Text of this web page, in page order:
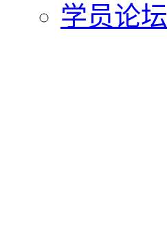
学员论坛